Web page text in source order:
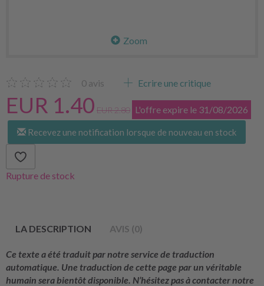
Zoom
0 avis Ecrire une critique
EUR 1.40 EUR 2.80 L'offre expire le 31/08/2026
Recevez une notification lorsque de nouveau en stock
Rupture de stock
LA DESCRIPTION AVIS (0)
Ce texte a été traduit par notre service de traduction
automatique. Une traduction de cette page par un véritable
humain sera bientôt disponible. N’hésitez pas à contacter notre